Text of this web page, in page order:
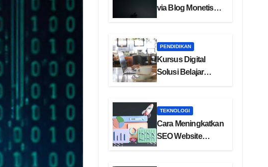
via Blog Monetisasi
Ebook
PENDIDIKAN
Kursus Digital
Solusi Belajar
Online Masa Kini
TEKNOLOGI
Cara Meningkatkan
SEO Website
dengan Backlink